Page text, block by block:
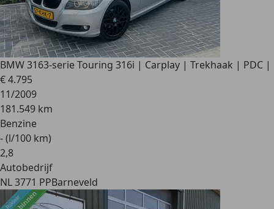
BMW 3163-serie Touring 316i | Carplay | Trekhaak | PDC |
€ 4.795
11/2009
181.549 km
Benzine
- (l/100 km)
2,8
Autobedrijf
NL 3771 PPBarneveld